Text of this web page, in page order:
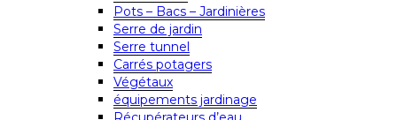
Pots – Bacs – Jardinières
Serre de jardin
Serre tunnel
Carrés potagers
Végétaux
équipements jardinage